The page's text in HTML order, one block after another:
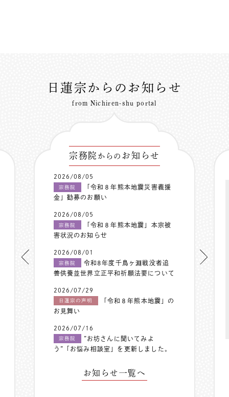
日蓮宗からのお知らせ
from Nichiren-shu portal
宗務院 からの お知らせ
2026/08/05
宗務院
「令和８年熊本地震災害義援
金」勧募のお願い
2026/08/05
宗務院
「令和８年熊本地震」本宗被
害状況のお知らせ
2026/08/01
宗務院
令和8年度千鳥ヶ淵戦没者追
善供養並世界立正平和祈願法要について
2026/07/29
日蓮宗の声明
「令和８年熊本地震」の
お見舞い
2026/07/16
宗務院
”お坊さんに聞いてみよ
う”「お悩み相談室」を更新しました。
お知らせ一覧へ